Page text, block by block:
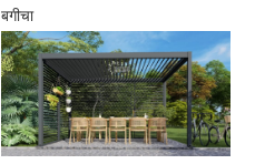
बगीचा